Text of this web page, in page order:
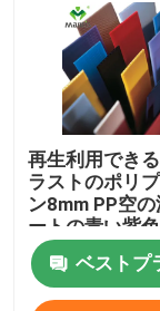
わたしたち に
工場 ツアー
品質管理
連絡 ください
再生利用でき
ラストのポリ
ン8mm PP空
ートの青い紫色
ベストプ